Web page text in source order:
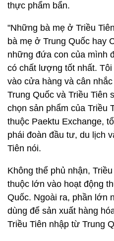
thực phẩm bẩn.
"Những bà mẹ ở Triều
bà mẹ ở Trung Quốc hay
những đứa con của mình
có chất lượng tốt nhất.
vào cửa hàng và cân
Trung Quốc và Triều Tiên
chọn sản phẩm của Triều
thuộc Paektu Exchange,
phái đoàn đầu tư, du lịch
Tiên nói.
Không thể phủ nhận,
thuộc lớn vào hoạt động
Quốc. Ngoài ra, phần lớn
dùng để sản xuất hàng
Triều Tiên nhập từ Trung